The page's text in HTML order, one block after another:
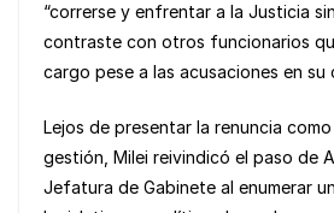
“correrse y enfrentar a la Justicia
contraste con otros funcionarios
cargo pese a las acusaciones en su
Lejos de presentar la renuncia
gestión, Milei reivindicó el paso de
Jefatura de Gabinete al enumerar